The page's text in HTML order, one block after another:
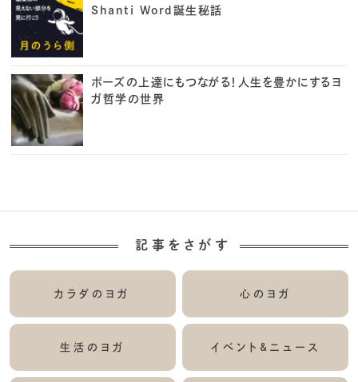
Shanti Word誕生秘話
ポーズの上達にもつながる！人生を豊かにするヨ
ガ哲学の世界
記事をさがす
カラダのヨガ 心のヨガ
生活のヨガ イベント&ニュース